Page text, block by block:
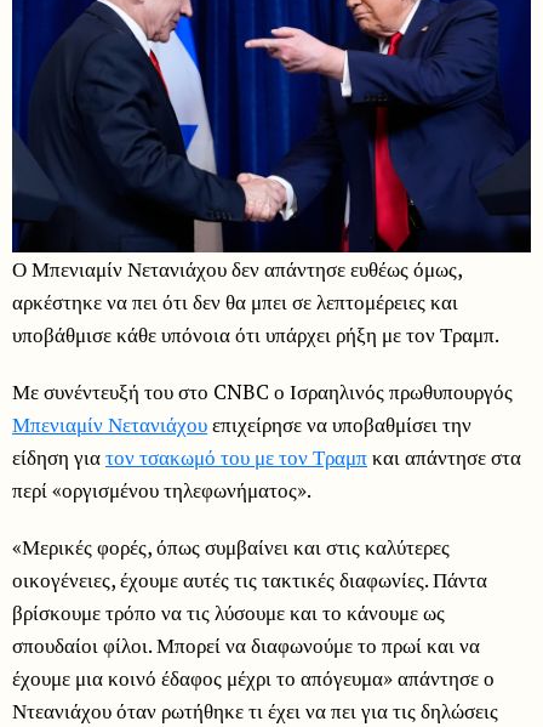
Ο Μπενιαμίν Νετανιάχου δεν απάντησε ευθέως όμως,
αρκέστηκε να πει ότι δεν θα μπει σε λεπτομέρειες και
υποβάθμισε κάθε υπόνοια ότι υπάρχει ρήξη με τον Τραμπ.
Με συνέντευξή του στο CNBC ο Ισραηλινός πρωθυπουργός
Μπενιαμίν Νετανιάχουεπιχείρησε να υποβαθμίσει την
είδηση γιατον τσακωμό του με τον Τραμπκαι απάντησε στα
περί «οργισμένου τηλεφωνήματος».
«Μερικές φορές, όπως συμβαίνει και στις καλύτερες
οικογένειες, έχουμε αυτές τις τακτικές διαφωνίες. Πάντα
βρίσκουμε τρόπο να τις λύσουμε και το κάνουμε ως
σπουδαίοι φίλοι. Μπορεί να διαφωνούμε το πρωί και να
έχουμε μια κοινό έδαφος μέχρι το απόγευμα» απάντησε ο
Ντεανιάχου όταν ρωτήθηκε τι έχει να πει για τις δηλώσεις